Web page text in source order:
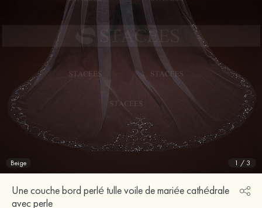
Beige 1 / 3
Une couche bord perlé tulle voile de mariée cathédrale
avec perle